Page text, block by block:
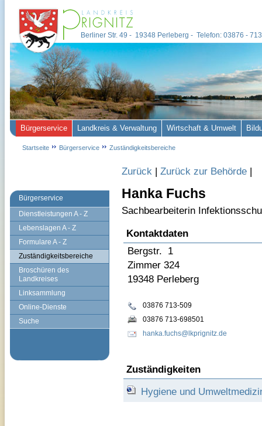
Bürgerservice
Dienstleistungen A - Z
Lebenslagen A - Z
Formulare A - Z
Zuständigkeitsbereiche
Broschüren des
Landkreises
Linksammlung
Online-Dienste
Suche
Zurück | Zurück zur Behörde |
Hanka Fuchs
Sachbearbeiterin
Kontaktdaten
Bergstr. 1
Zimmer 324
19348 Perleberg
03876 713-509
03876 713-698501
hanka.fuchs@lkprignitz.de
Zuständigkeiten
Hygiene und
Berliner Str. 49 - 19348 Perleberg - Telefon: 03876 -
Bürgerservice Landkreis & Verwaltung Wirtschaft & Umwelt
Startseite Bürgerservice Zuständigkeitsbereiche